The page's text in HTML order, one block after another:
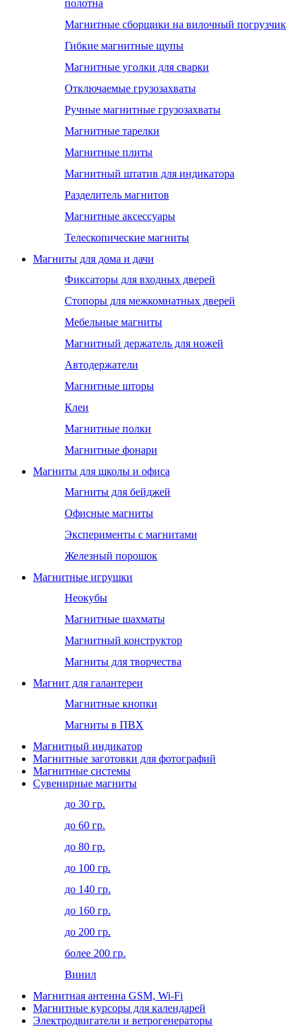
полотна
Магнитные сборщики на вилочный погрузчик
Гибкие магнитные щупы
Магнитные уголки для сварки
Отключаемые грузозахваты
Ручные магнитные грузозахваты
Магнитные тарелки
Магнитные плиты
Магнитный штатив для индикатора
Разделитель магнитов
Магнитные аксессуары
Телескопические магниты
Магниты для дома и дачи
Фиксаторы для входных дверей
Стопоры для межкомнатных дверей
Мебельные магниты
Магнитный держатель для ножей
Автодержатели
Магнитные шторы
Клеи
Магнитные полки
Магнитные фонари
Магниты для школы и офиса
Магниты для бейджей
Офисные магниты
Эксперименты с магнитами
Железный порошок
Магнитные игрушки
Неокубы
Магнитные шахматы
Магнитный конструктор
Магниты для творчества
Магнит для галантереи
Магнитные кнопки
Магниты в ПВХ
Магнитный индикатор
Магнитные заготовки для фотографий
Магнитные системы
Сувенирные магниты
до 30 гр.
до 60 гр.
до 80 гр.
до 100 гр.
до 140 гр.
до 160 гр.
до 200 гр.
более 200 гр.
Винил
Магнитная антенна GSM, Wi-Fi
Магнитные курсоры для календарей
Электродвигатели и ветрогенераторы